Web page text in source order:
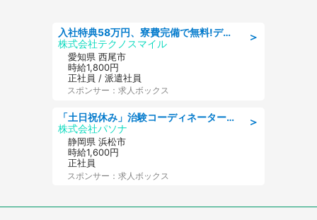
＞
入社特典58万円、寮費完備で無料!デンソーで働こう!自動車工場で小型部品の検査業務 denso aichi
株式会社テクノスマイル
愛知県 西尾市
時給1,800円
正社員 / 派遣社員
スポンサー：求人ボックス
＞
「土日祝休み」治験コーディネーターのお仕事/未経験OK
株式会社パソナ
静岡県 浜松市
時給1,600円
正社員
スポンサー：求人ボックス